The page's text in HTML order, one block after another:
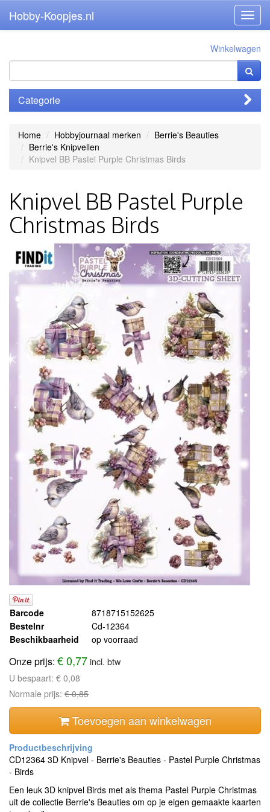
Hobby-Koopjes.nl
Winkelwagen
Categorie
Home Hobbyjournaal merken
Berrie's Beauties
Berrie's Knipvellen
Knipvel BB Pastel Purple Christmas Birds
Knipvel BB Pastel Purple
Christmas Birds
Barcode
8718715152625
Bestelnr
Cd-12364
Beschikbaarheid
op voorraad
Onze prijs: € 0,77incl. btw
U bespaart: € 0,08
Normale prijs: € 0,85
Toevoegen aan winkelwagen
CD12364 3D Knipvel - Berrie's Beauties - Pastel Purple Christmas
- Birds
Een leuk 3D knipvel Birds met als thema Pastel Purple Christmas
uit de collectie Berrie's Beauties om op je eigen gemaakte kaarten